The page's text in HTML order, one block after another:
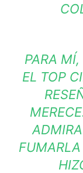
PARA
EL TOP